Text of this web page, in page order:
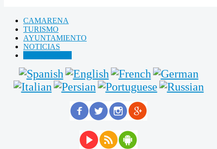
CAMARENA
TURISMO
AYUNTAMIENTO
NOTICIAS